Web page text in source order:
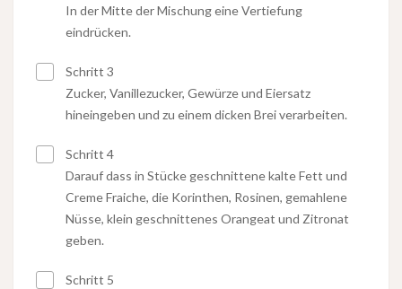
In der Mitte der Mischung eine Vertiefung
eindrücken.
Schritt 3
Zucker, Vanillezucker, Gewürze und Eiersatz
hineingeben und zu einem dicken Brei verarbeiten.
Schritt 4
Darauf dass in Stücke geschnittene kalte Fett und
Creme Fraiche, die Korinthen, Rosinen, gemahlene
Nüsse, klein geschnittenes Orangeat und Zitronat
geben.
Schritt 5